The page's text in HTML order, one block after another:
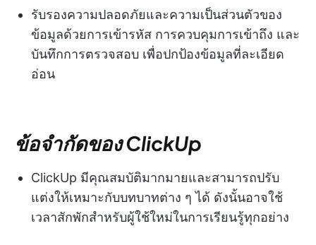
รับรองความปลอดภัยและความเป็นส่วนตัวของ
ข้อมูลด้วยการเข้ารหัส การควบคุมการเข้าถึง และ
บันทึกการตรวจสอบ เพื่อปกป้องข้อมูลที่ละเอียด
อ่อน
ข้อจำกัดของ ClickUp
ClickUp มีคุณสมบัติมากมายและสามารถปรับ
แต่งให้เหมาะกับบทบาทต่าง ๆ ได้ ดังนั้นอาจใช้
เวลาสักพักสำหรับผู้ใช้ใหม่ในการเรียนรู้ทุกอย่าง